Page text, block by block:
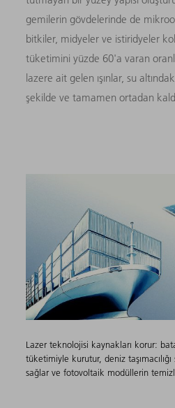
gemilerin gövdelerinde de
bitkiler, midyeler ve istiridyeler
tüketimini yüzde 60'a varan
lazere ait gelen ışınlar, su
şekilde ve tamamen ortadan
Lazer teknolojisi kaynakları korur:
tüketimiyle kurutur, deniz taşımacılığı
sağlar ve fotovoltaik modüllerin